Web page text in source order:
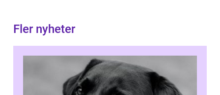
Fler nyheter